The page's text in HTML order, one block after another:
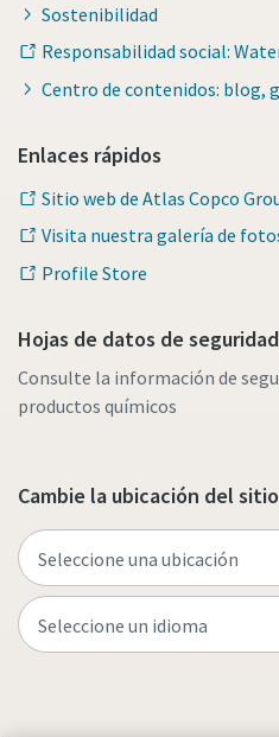
Sostenibilidad
Responsabilidad social:
Centro de contenidos: blog,
Enlaces rápidos
Sitio web de Atlas Copco
Visita nuestra galería de
Profile Store
Hojas de datos de seguridad
Consulte la información de
productos químicos
Cambie la ubicación del